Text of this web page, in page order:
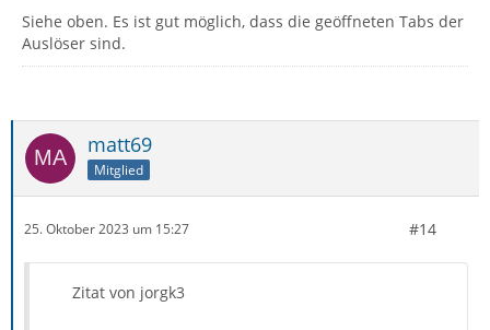
Siehe oben. Es ist gut möglich, dass die geöffneten Tabs der
Auslöser sind.
matt69
Mitglied
25. Oktober 2023 um 15:27 #14
Zitat von jorgk3